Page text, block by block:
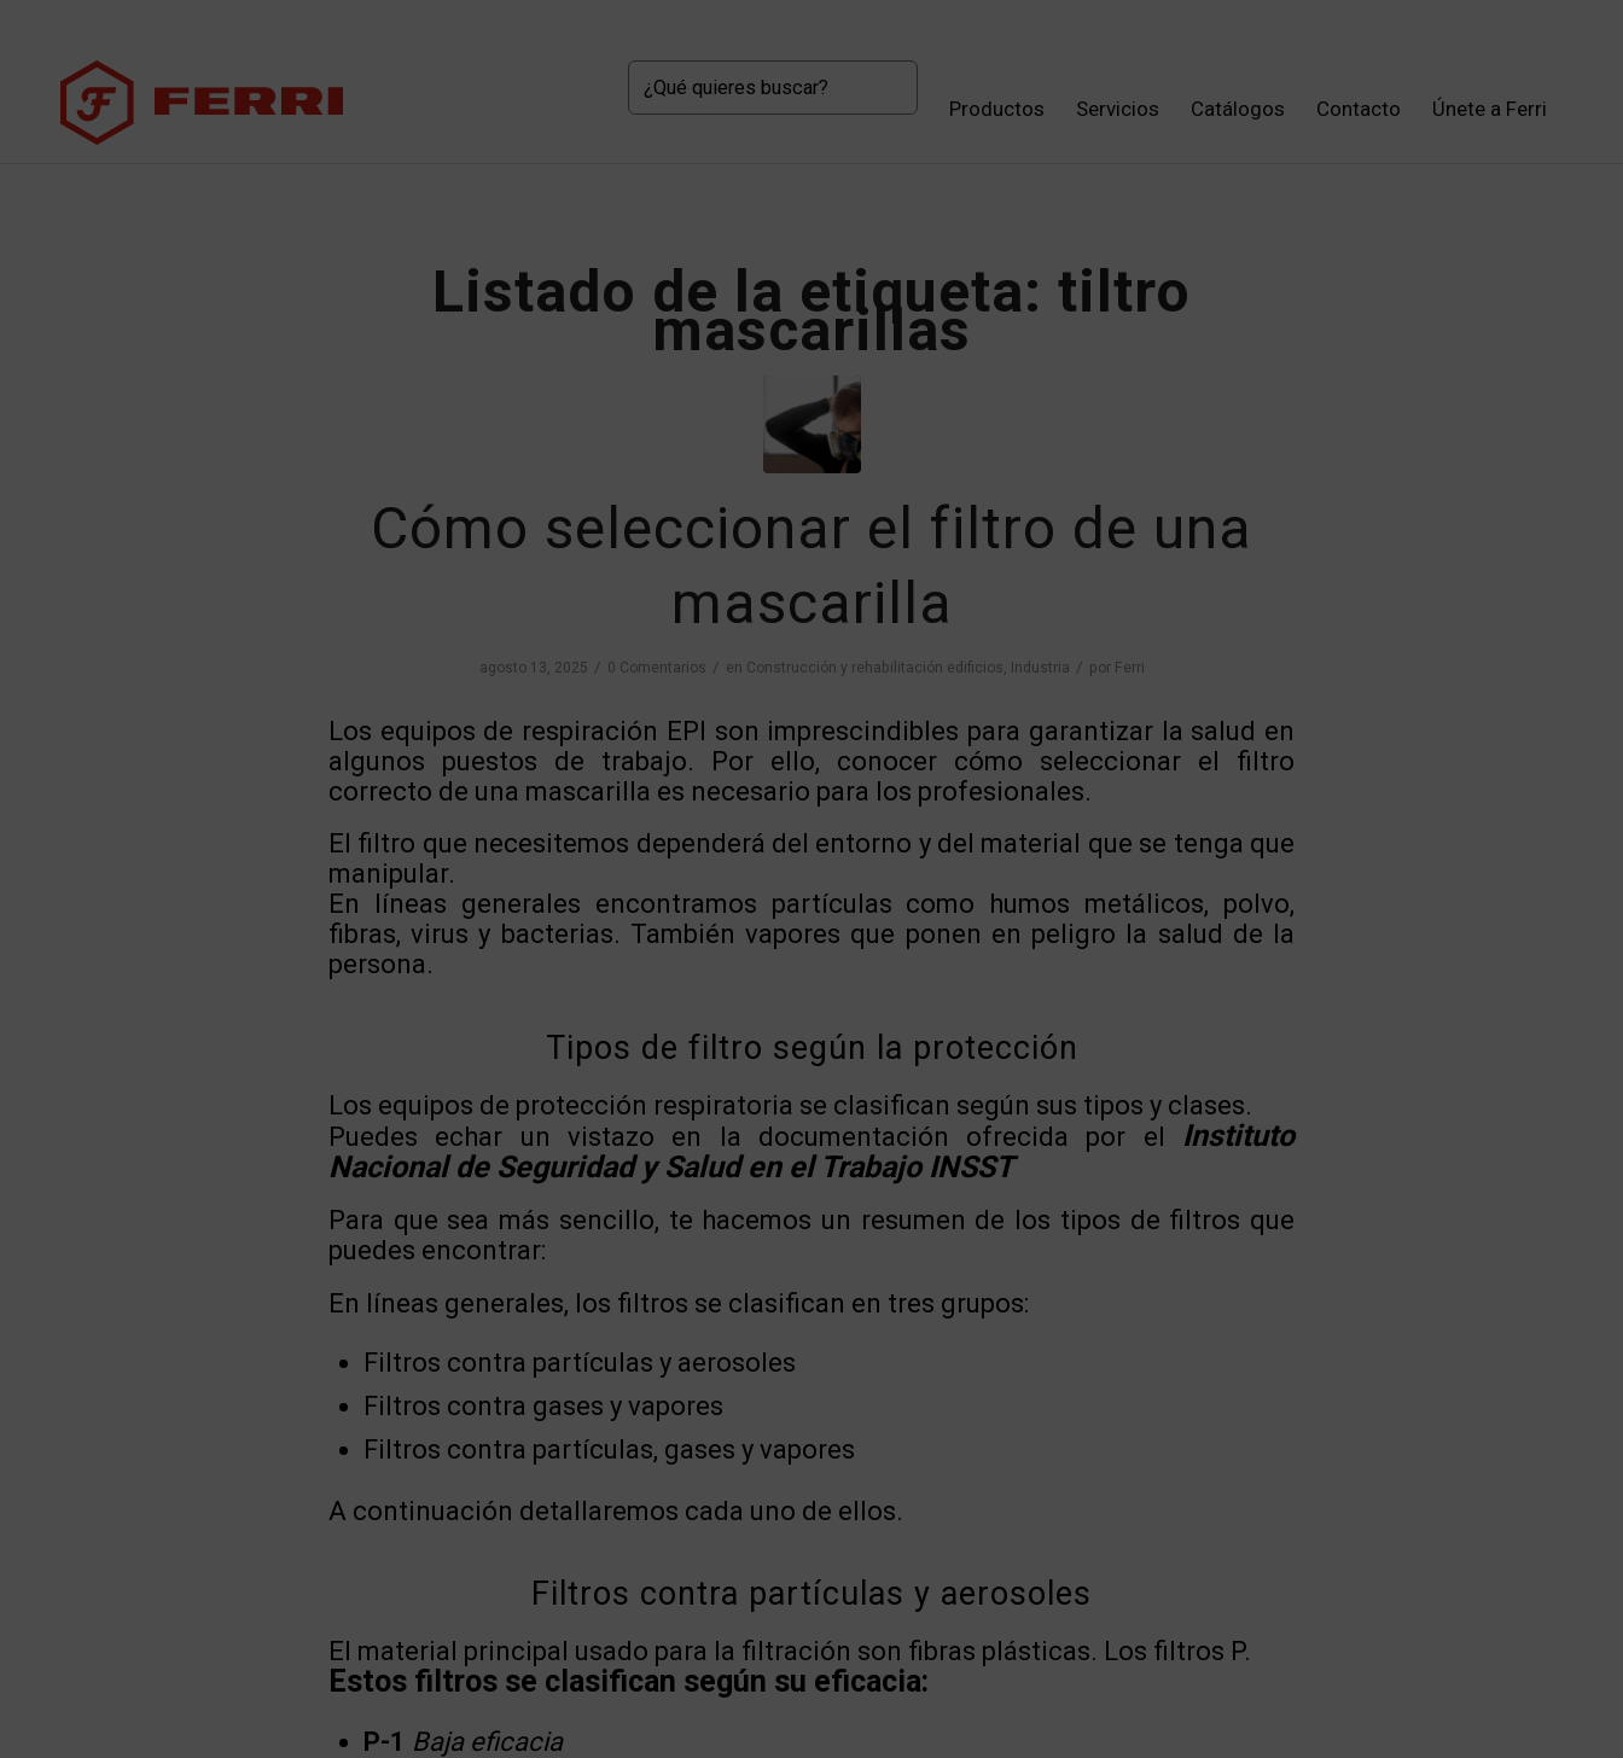
Productos Servicios Catálogos Contacto Únete a Ferri
Listado de la etiqueta: tiltro
mascarillas
Cómo seleccionar el filtro de una
mascarilla
agosto 13, 2025 / 0 Comentarios / en Construcción y rehabilitación edificios, Industria / por Ferri
Los equipos de respiración EPI son imprescindibles para garantizar la salud en
algunos puestos de trabajo. Por ello, conocer cómo seleccionar el filtro
correcto de una mascarilla es necesario para los profesionales.
El filtro que necesitemos dependerá del entorno y del material que se tenga que
manipular.
En líneas generales encontramos partículas como humos metálicos, polvo,
fibras, virus y bacterias. También vapores que ponen en peligro la salud de la
persona.
Tipos de filtro según la protección
Los equipos de protección respiratoria se clasifican según sus tipos y clases.
Puedes echar un vistazo en la documentación ofrecida por el Instituto
Nacional de Seguridad y Salud en el Trabajo INSST
Para que sea más sencillo, te hacemos un resumen de los tipos de filtros que
puedes encontrar:
En líneas generales, los filtros se clasifican en tres grupos:
Filtros contra partículas y aerosoles
Filtros contra gases y vapores
Filtros contra partículas, gases y vapores
A continuación detallaremos cada uno de ellos.
Filtros contra partículas y aerosoles
El material principal usado para la filtración son fibras plásticas. Los filtros P.
Estos filtros se clasifican según su eficacia:
P-1 Baja eficacia